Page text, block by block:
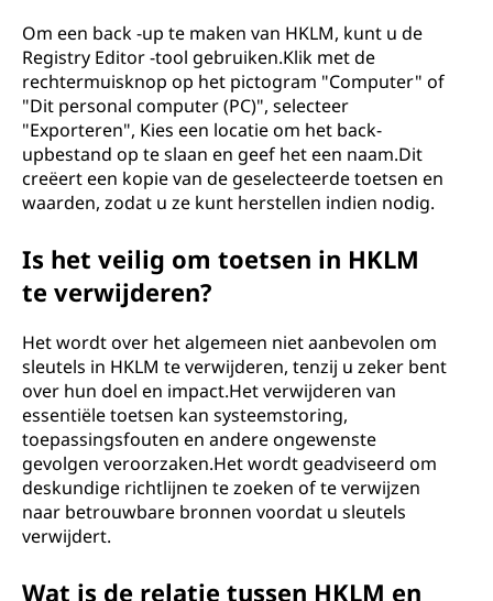
Om een back -up te maken van HKLM, kunt u de
Registry Editor -tool gebruiken.Klik met de
rechtermuisknop op het pictogram "Computer" of
"Dit personal computer (PC)", selecteer
"Exporteren", Kies een locatie om het back-
upbestand op te slaan en geef het een naam.Dit
creëert een kopie van de geselecteerde toetsen en
waarden, zodat u ze kunt herstellen indien nodig.
Is het veilig om toetsen in HKLM
te verwijderen?
Het wordt over het algemeen niet aanbevolen om
sleutels in HKLM te verwijderen, tenzij u zeker bent
over hun doel en impact.Het verwijderen van
essentiële toetsen kan systeemstoring,
toepassingsfouten en andere ongewenste
gevolgen veroorzaken.Het wordt geadviseerd om
deskundige richtlijnen te zoeken of te verwijzen
naar betrouwbare bronnen voordat u sleutels
verwijdert.
Wat is de relatie tussen HKLM en